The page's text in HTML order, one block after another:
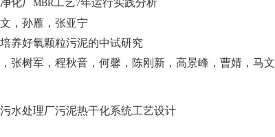
MBR 7
，孙雁，张亚宁
养好氧颗粒污泥的中试研究
张树军，程秋音，何馨，陈刚新，高景峰，曹婧，马文
水处理厂污泥热干化系统工艺设计